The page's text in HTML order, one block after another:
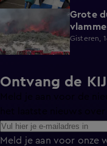
Grote
Gisteren,
Ontvang de
Meld je aan voor onze